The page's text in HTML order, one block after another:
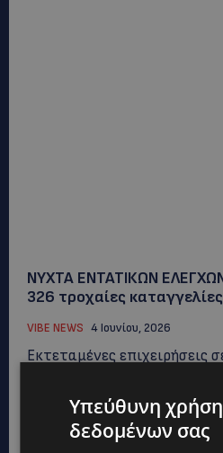
ΝΥΧΤΑ ΕΝΤΑΤΙΚΩΝ
326 τροχαίες
VIBE NEWS 4 Ιουνίου, 2026
Εκτεταμένες επιχειρήσεις
αστικές περιοχές κινήθηκε
Υπεύθυνη
δεδομένων σας